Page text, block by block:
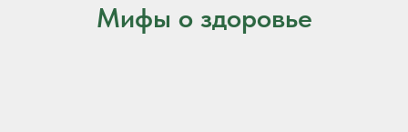
Мифы о здоровье